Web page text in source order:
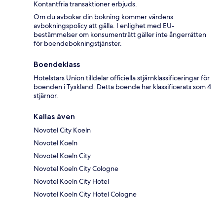
Kontantfria transaktioner erbjuds.
Om du avbokar din bokning kommer värdens
avbokningspolicy att gälla. I enlighet med EU-
bestämmelser om konsumenträtt gäller inte ångerrätten
för boendebokningstjänster.
Boendeklass
Hotelstars Union tilldelar officiella stjärnklassificeringar för
boenden i Tyskland. Detta boende har klassificerats som 4
stjärnor.
Kallas även
Novotel City Koeln
Novotel Koeln
Novotel Koeln City
Novotel Koeln City Cologne
Novotel Koeln City Hotel
Novotel Koeln City Hotel Cologne